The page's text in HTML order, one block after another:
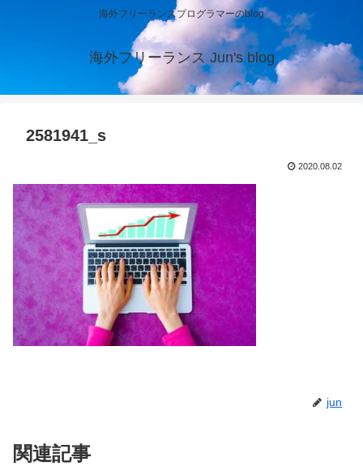
海外フリーランスプログラマーのblog
海外フリーランス Jun's blog
2581941_s
2020.08.02
jun
関連記事